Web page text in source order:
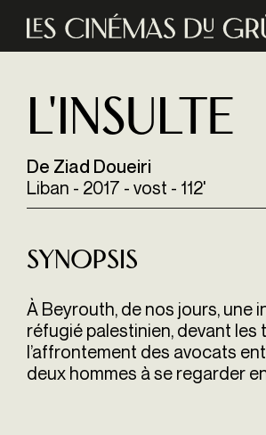
Aller au contenu principal
L'INSULTE
De Ziad Doueiri
Liban - 2017 - vost - 112'
Synopsis
À Beyrouth, de nos jours, une
réfugié palestinien, devant les
l’affrontement des avocats
deux hommes à se regarder